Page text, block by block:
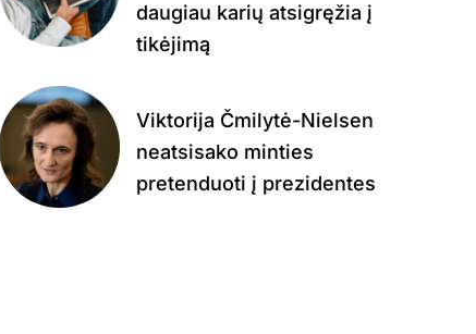
daugiau karių atsigręžia į
tikėjimą
Viktorija Čmilytė-Nielsen
neatsisako minties
pretenduoti į prezidentes